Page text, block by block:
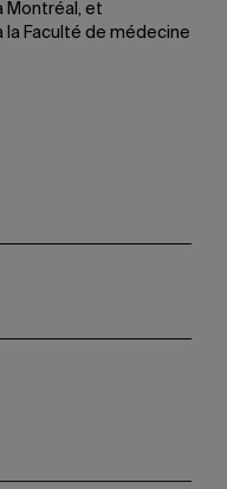
Montréal, et
Faculté de médecine